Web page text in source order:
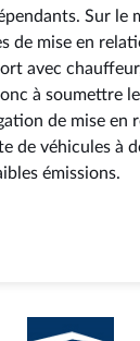
Sur le
de mise en
avec
à soumettre
de mise en
de véhicules à
émissions.